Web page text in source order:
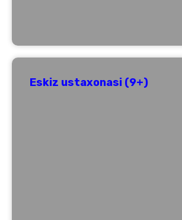
Eskiz ustaxonasi (9+)